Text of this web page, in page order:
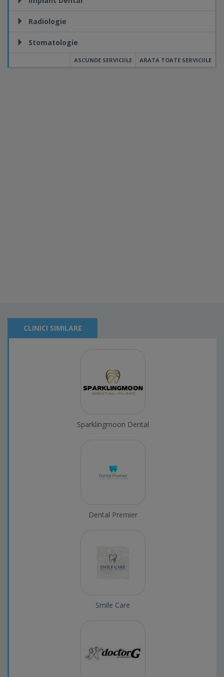
Radiologie
Stomatologie
ARATA TOATE SERVICIILE
ASCUNDE SERVICIILE
CLINICI SIMILARE
Sparklingmoon Dental
Dental Premier
Smile Care